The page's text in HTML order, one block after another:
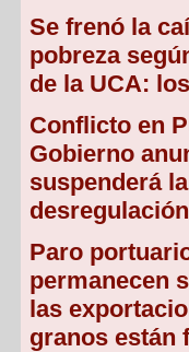
Se frenó la
pobreza
de la UCA:
Conflicto en
Gobierno
suspenderá la
desregulación
Paro
permanecen
las
granos están